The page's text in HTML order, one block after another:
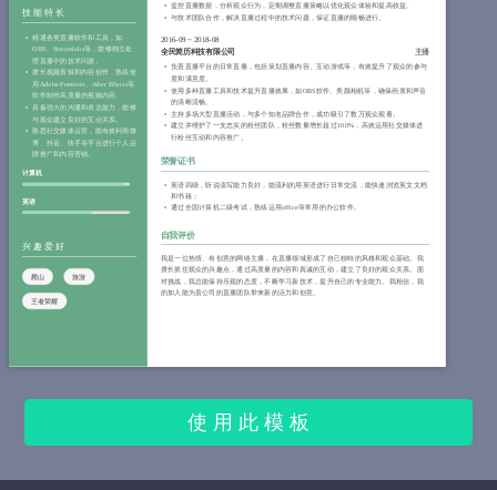
技能特长
精通各类直播软件和工具，如
OBS、Streamlabs等，能够独立处
理直播中的技术问题。
擅长视频剪辑和内容创作，熟练使
用Adobe Premiere、After Effects等
软件制作高质量的视频内容。
具备强大的沟通和表达能力，能够
与观众建立良好的互动关系。
熟悉社交媒体运营，能有效利用微
博、抖音、快手等平台进行个人品
牌推广和内容营销。
计算机
英语
兴趣爱好
爬山 旅游
王者荣耀
监控直播数据，分析观众行为，定期调整直播策略以优化观众体验和提高收益。
与技术团队合作，解决直播过程中的技术问题，保证直播的顺畅进行。
2016-09~ 2018-08
全民简历科技有限公司 主播
负责直播平台的日常直播，包括策划直播内容、互动游戏等，有效提升了观众的参与
度和满意度。
使用多种直播工具和技术提升直播效果，如OBS软件、美颜相机等，确保画质和声音
的清晰流畅。
主持多场大型直播活动，与多个知名品牌合作，成功吸引了数万观众观看。
建立并维护了一支忠实的粉丝团队，粉丝数量增长超过100%，高效运用社交媒体进
行粉丝互动和内容推广。
荣誉证书
英语四级，听说读写能力良好，能流利的用英语进行日常交流，能快速浏览英文文档
和书籍；
通过全国计算机二级考试，熟练运用office等常用的办公软件。
自我评价
我是一位热情、有创意的网络主播，在直播领域形成了自己独特的风格和观众基础。我
擅长抓住观众的兴趣点，通过高质量的内容和真诚的互动，建立了良好的观众关系。面
对挑战，我总能保持乐观的态度，不断学习新技术，提升自己的专业能力。我相信，我
的加入能为贵公司的直播团队带来新的活力和创意。
使 用 此 模 板